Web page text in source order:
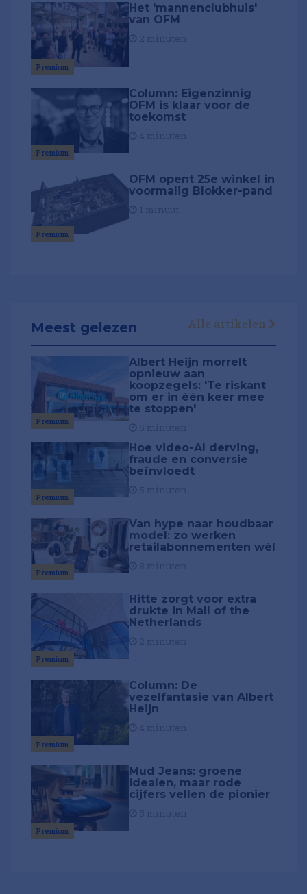
Premium
Het 'mannenclubhuis'
van OFM
Premium
Column: Eigenzinnig
OFM is klaar voor de
toekomst
Premium
OFM opent 25e winkel in
voormalig Blokker-pand
Meest gelezen Alle artikelen
Premium
Albert Heijn morrelt
opnieuw aan
koopzegels: 'Te riskant
om er in één keer mee
te stoppen'
Premium
Hoe video-AI derving,
fraude en conversie
beïnvloedt
Premium
Van hype naar houdbaar
model: zo werken
retailabonnementen wél
Premium
Hitte zorgt voor extra
drukte in Mall of the
Netherlands
Premium
Column: De
vezelfantasie van Albert
Heijn
Premium
Mud Jeans: groene
idealen, maar rode
cijfers vellen de pionier